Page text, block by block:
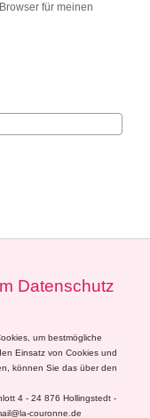
für meinen
Datenschutz
um bestmögliche
Einsatz von Cookies und
können Sie das über den
4 - 24 876 Hollingstedt -
couronne.de